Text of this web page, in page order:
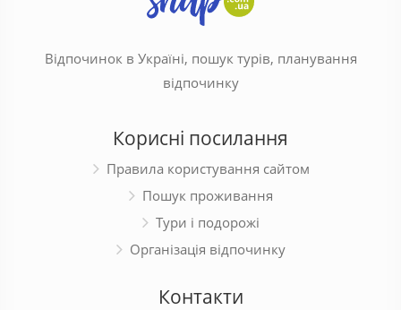
Відпочинок в Україні, пошук турів, планування
відпочинку
Корисні посилання
Правила користування сайтом
Пошук проживання
Тури і подорожі
Організація відпочинку
Контакти